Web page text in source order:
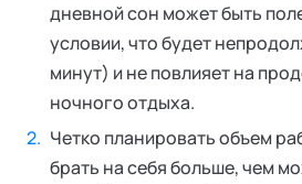
дневной сон может быть
условии, что будет
минут) и не повлияет на
ночного отдыха.
Четко планировать объем
брать на себя больше, чем